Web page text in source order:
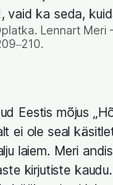
vaid ka seda,
Lennart Meri
Eestis mõjus
ei ole seal
laiem. Meri
kirjutiste